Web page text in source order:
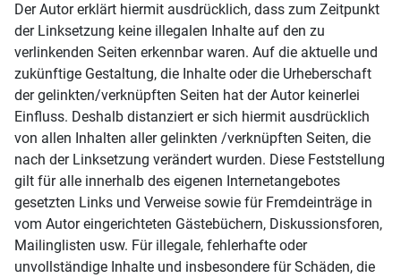
Der Autor erklärt hiermit ausdrücklich, dass zum Zeitpunkt
der Linksetzung keine illegalen Inhalte auf den zu
verlinkenden Seiten erkennbar waren. Auf die aktuelle und
zukünftige Gestaltung, die Inhalte oder die Urheberschaft
der gelinkten/verknüpften Seiten hat der Autor keinerlei
Einfluss. Deshalb distanziert er sich hiermit ausdrücklich
von allen Inhalten aller gelinkten /verknüpften Seiten, die
nach der Linksetzung verändert wurden. Diese Feststellung
gilt für alle innerhalb des eigenen Internetangebotes
gesetzten Links und Verweise sowie für Fremdeinträge in
vom Autor eingerichteten Gästebüchern, Diskussionsforen,
Mailinglisten usw. Für illegale, fehlerhafte oder
unvollständige Inhalte und insbesondere für Schäden, die